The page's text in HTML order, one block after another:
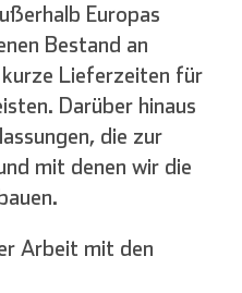
Europas
Bestand an
Lieferzeiten für
Darüber hinaus
die zur
mit denen wir die
Arbeit mit den